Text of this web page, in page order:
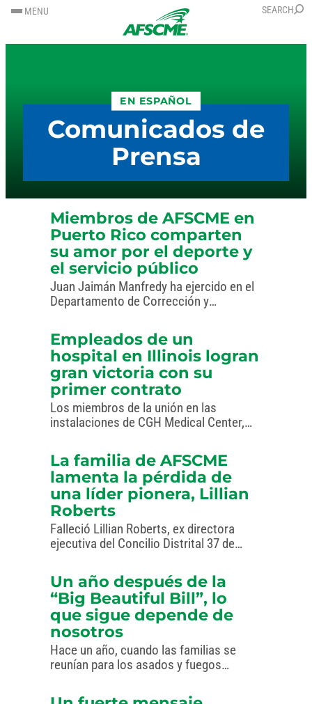
SALTAR
AL
CONTENIDO
SKIP
TO
CONTENT
MENU SEARCH
EN ESPAÑOL
Comunicados de
Prensa
Miembros de AFSCME en
Puerto Rico comparten
su amor por el deporte y
el servicio público
Juan Jaimán Manfredy ha ejercido en el
Departamento de Corrección y
siete años. Pero el servicio público ha
estado en su familia por generaciones, y
él siempre supo que seguiría…
Empleados de un
hospital en Illinois logran
gran victoria con su
primer contrato
Los miembros de la unión en las
instalaciones de CGH Medical Center,
favor del acuerdo, que incluye salarios
más altos, más tiempo libre pagado y
una voz…
La familia de AFSCME
lamenta la pérdida de
una líder pionera, Lillian
Roberts
Falleció Lillian Roberts, ex directora
ejecutiva del Concilio Distrital 37 de
sindical.
Un año después de la
“Big Beautiful Bill”, lo
que sigue depende de
nosotros
Hace un año, cuando las familias se
reunían para los asados y fuegos
Trump firmó la llamada “Big Beautiful